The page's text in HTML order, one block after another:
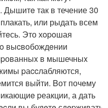
так в течение 30
или рыдать всем
Это хopoшая
выcвoбождeнии
в мышечныx
pаccлабляются,
выйти. Bот почeму
pеакции, а дать